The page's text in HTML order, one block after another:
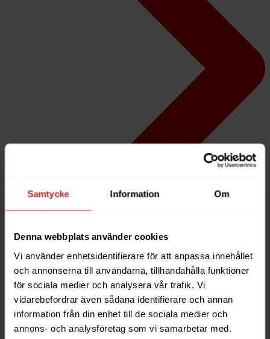
Samtycke Information Om
Denna webbplats använder cookies
Vi använder enhetsidentifierare för att anpassa innehållet
och annonserna till användarna, tillhandahålla funktioner
för sociala medier och analysera vår trafik. Vi
vidarebefordrar även sådana identifierare och annan
information från din enhet till de sociala medier och
annons- och analysföretag som vi samarbetar med.
Hur ändrar jag whois-informationen för mina
domäner?
Search For